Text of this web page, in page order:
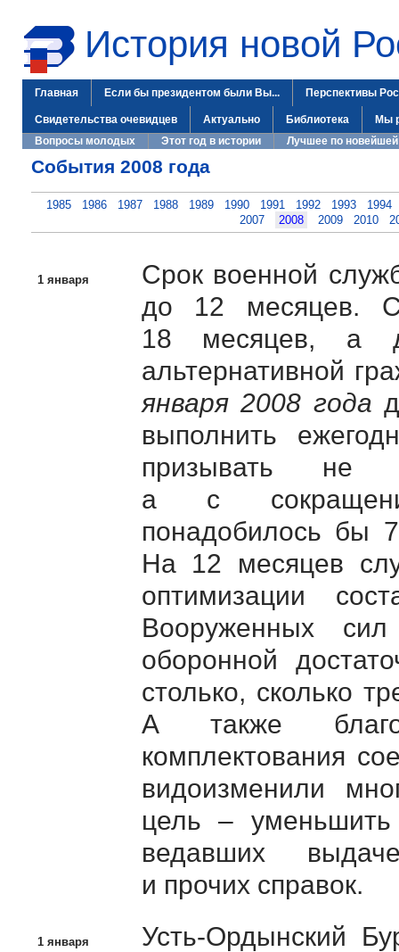
История новой
Главная Если бы президентом были Вы... Перспективы
Свидетельства очевидцев Актуально Библиотека
Мы
Вопросы молодых
Этот год в истории Лучшее по новейшей
События 2008 года
1985 1986 1987 1988 1989 1990 1991 1992 1993
1994
2007
2008 2009 2010
1 января
Срок военной
до 12 месяцев.
18 месяцев, а
альтернативной
января 2008 года
выполнить
призывать
а с
понадобилось бы
На 12 месяцев
оптимизации
Вооруженных
оборонной
столько, сколько
А также
комплектования
видоизменили
цель – уменьшить
ведавших
и прочих справок.
1 января
Усть-Ордынский